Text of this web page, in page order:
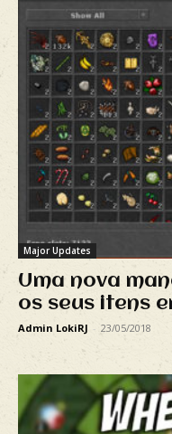
Major Updates
Uma nova
os seus itens
Admin LokiRJ - 23/05/2018